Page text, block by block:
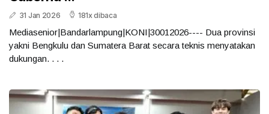
31 Jan 2026 181x dibaca
Mediasenior|Bandarlampung|KONI|30012026---- Dua provinsi
yakni Bengkulu dan Sumatera Barat secara teknis menyatakan
dukungan. . . .